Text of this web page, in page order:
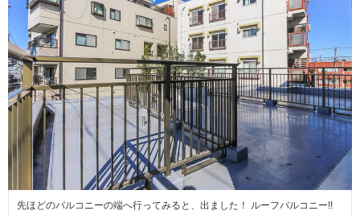
先ほどのバルコニーの端へ行ってみると、出ました！ ルーフバルコニー!!